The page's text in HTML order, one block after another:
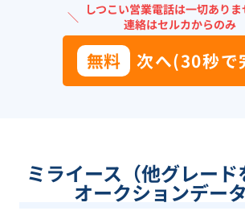
＼ しつこい営業電話は一切ありま
連絡はセルカからのみ
無料 次へ(30秒で
ミライース（他グレー
オークションデー